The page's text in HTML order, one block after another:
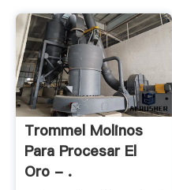
Trommel Molinos
Para Procesar El
Oro - .